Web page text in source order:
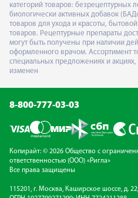
категорий товаров: безрецептурных
биологически активных добавок
товаров для ухода и красоты,
товаров. Рецептурные препараты
могут быть получены при наличии
оформленного врачом. Ассортимент
специальных предложениях и
изменен
8-800-777-03-03
Копирайт: © 2026 Общество с
ответственностью (ООО) «Ригла»
Все права защищены
115201, г. Москва, Каширское шоссе, д. 22,